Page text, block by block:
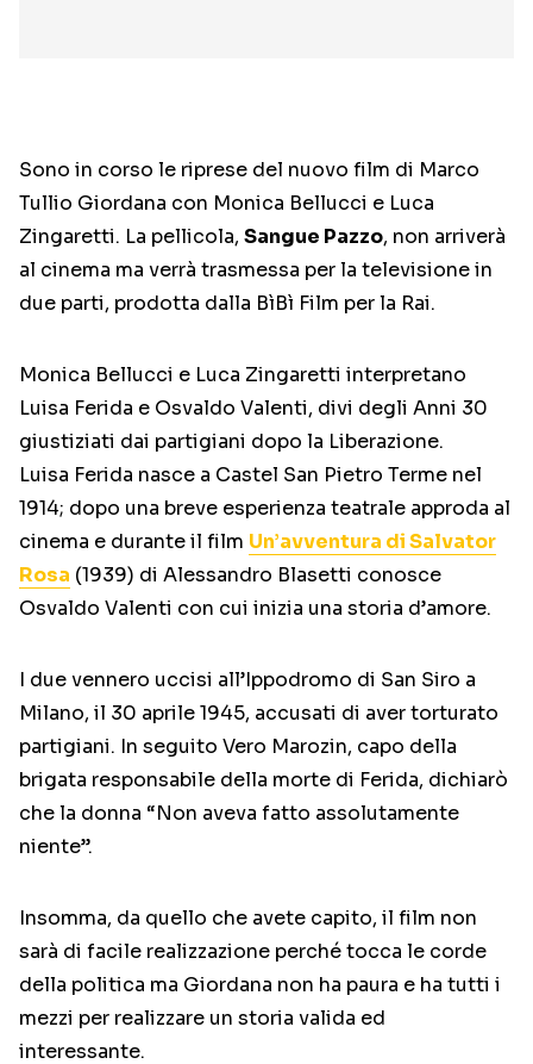
Sono in corso le riprese del nuovo film di Marco
Tullio Giordana con Monica Bellucci e Luca
Zingaretti. La pellicola, Sangue Pazzo, non arriverà
al cinema ma verrà trasmessa per la televisione in
due parti, prodotta dalla BìBì Film per la Rai.
Monica Bellucci e Luca Zingaretti interpretano
Luisa Ferida e Osvaldo Valenti, divi degli Anni 30
giustiziati dai partigiani dopo la Liberazione.
Luisa Ferida nasce a Castel San Pietro Terme nel
1914; dopo una breve esperienza teatrale approda al
cinema e durante il film Un’avventura di Salvator
Rosa (1939) di Alessandro Blasetti conosce
Osvaldo Valenti con cui inizia una storia d’amore.
I due vennero uccisi all’Ippodromo di San Siro a
Milano, il 30 aprile 1945, accusati di aver torturato
partigiani. In seguito Vero Marozin, capo della
brigata responsabile della morte di Ferida, dichiarò
che la donna “Non aveva fatto assolutamente
niente”.
Insomma, da quello che avete capito, il film non
sarà di facile realizzazione perché tocca le corde
della politica ma Giordana non ha paura e ha tutti i
mezzi per realizzare un storia valida ed
interessante.